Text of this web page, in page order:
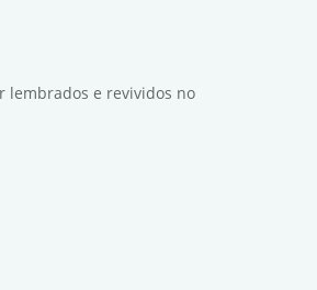
lembrados e revividos no